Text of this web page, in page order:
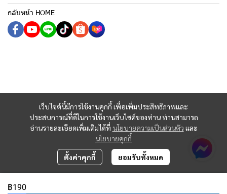
฿190
เว็บไซต์นี้มีการใช้งานคุกกี้ เพื่อเพิ่มประสิทธิภาพและ
ประสบการณ์ที่ดีในการใช้งานเว็บไซต์ของท่าน ท่านสามารถ
อ่านรายละเอียดเพิ่มเติมได้ที่ นโยบายความเป็นส่วนตัว และ
นโยบายคุกกี้
ตั้งค่าคุกกี้ ยอมรับทั้งหมด
กลับหน้า HOME